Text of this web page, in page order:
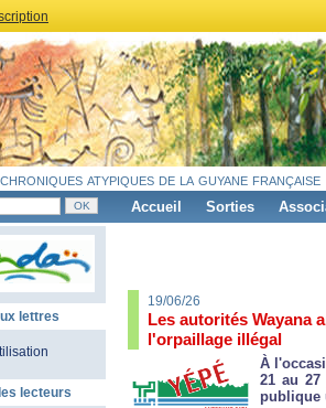
atypiques de la guyane française
Accueil Sorties
lettres
lecteurs
19/06/26
Les autorités Wayana
l'orpaillage illégal
À
21 au
publique